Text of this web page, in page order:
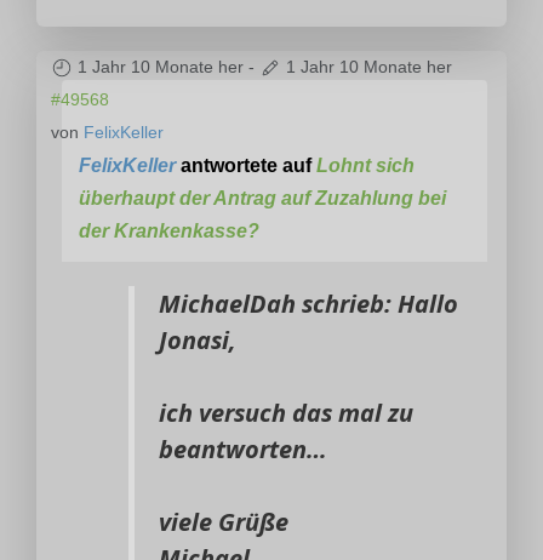
1 Jahr 10 Monate her -
1 Jahr 10 Monate her
#49568
von FelixKeller
FelixKellerantwortete aufLohnt sich
überhaupt der Antrag auf Zuzahlung bei
der Krankenkasse?
MichaelDah schrieb: Hallo
Jonasi,
ich versuch das mal zu
beantworten…
viele Grüße